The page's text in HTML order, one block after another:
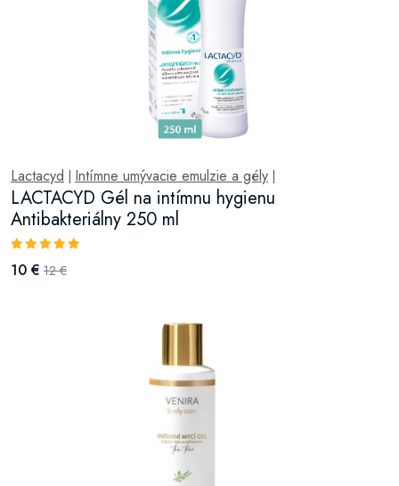
Lactacyd Intímne umývacie emulzie a gély
LACTACYD Gél na intímnu hygienu
Antibakteriálny 250 ml
10 € 12 €